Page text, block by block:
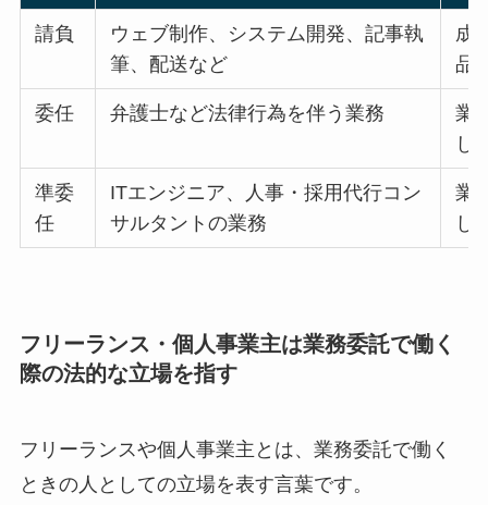
請負
ウェブ制作、システム開発、記事執
筆、配送など
成
品
委任 弁護士など法律行為を伴う業務
業
し
準委
任
ITエンジニア、人事・採用代行コン
サルタントの業務
業
し
フリーランス・個人事業主は業務委託で働く
際の法的な立場を指す
フリーランスや個人事業主とは、業務委託で働く
ときの人としての立場を表す言葉です。